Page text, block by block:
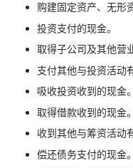
购建固定资产、无形
投资支付的现金。
取得子公司及其他营
支付其他与投资活动
吸收投资收到的现金。
取得借款收到的现金。
收到其他与筹资活动
偿还债务支付的现金。